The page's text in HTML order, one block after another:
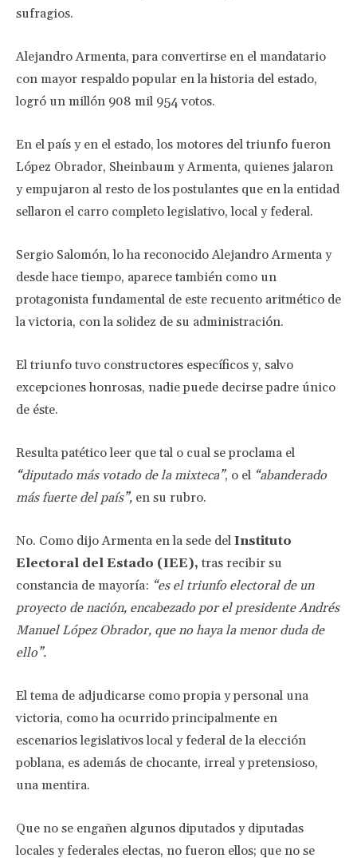
sufragios.
Alejandro Armenta, para convertirse en el mandatario
con mayor respaldo popular en la historia del estado,
logró un millón 908 mil 954 votos.
En el país y en el estado, los motores del triunfo fueron
López Obrador, Sheinbaum y Armenta, quienes jalaron
y empujaron al resto de los postulantes que en la entidad
sellaron el carro completo legislativo, local y federal.
Sergio Salomón, lo ha reconocido Alejandro Armenta y
desde hace tiempo, aparece también como un
protagonista fundamental de este recuento aritmético de
la victoria, con la solidez de su administración.
El triunfo tuvo constructores específicos y, salvo
excepciones honrosas, nadie puede decirse padre único
de éste.
Resulta patético leer que tal o cual se proclama el
“diputado más votado de la mixteca”, o el “abanderado
más fuerte del país”, en su rubro.
No. Como dijo Armenta en la sede del Instituto
Electoral del Estado (IEE), tras recibir su
constancia de mayoría: “es el triunfo electoral de un
proyecto de nación, encabezado por el presidente Andrés
Manuel López Obrador, que no haya la menor duda de
ello”.
El tema de adjudicarse como propia y personal una
victoria, como ha ocurrido principalmente en
escenarios legislativos local y federal de la elección
poblana, es además de chocante, irreal y pretensioso,
una mentira.
Que no se engañen algunos diputados y diputadas
locales y federales electas, no fueron ellos; que no se